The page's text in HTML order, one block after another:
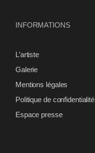
INFORMATIONS
L’artiste
Galerie
Mentions légales
Politique de confidentialité
Espace presse